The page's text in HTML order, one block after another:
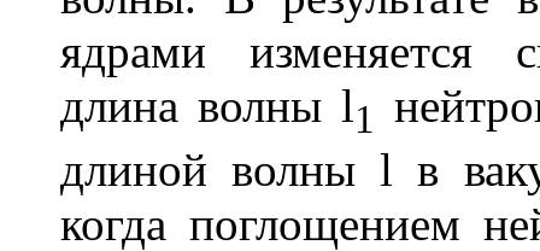
ядрами изменяется
длина волныl1
длиной волныl в
когда поглощением